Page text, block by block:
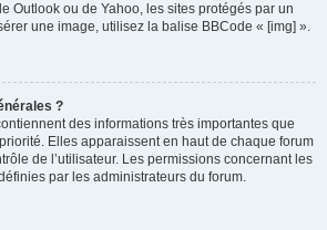
Outlook ou de Yahoo, les sites protégés par un
une image, utilisez la balise BBCode « [img] ».
?
des informations très importantes que
Elles apparaissent en haut de chaque forum
de l’utilisateur. Les permissions concernant les
par les administrateurs du forum.